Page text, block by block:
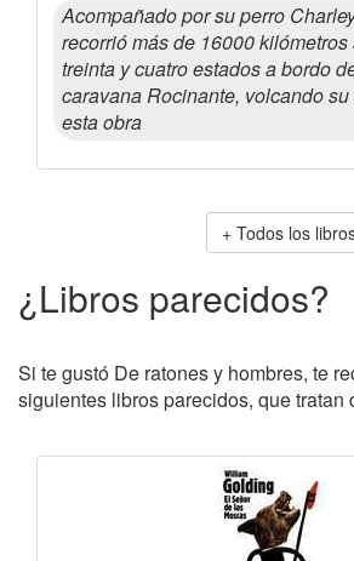
Acompañado por su perro
recorrió más de 16000
treinta y cuatro estados a bordo
caravana Rocinante, volcando
esta obra
Todos los
¿Libros parecidos?
Si te gustó De ratones y hombres, te
siguientes libros parecidos, que tratan